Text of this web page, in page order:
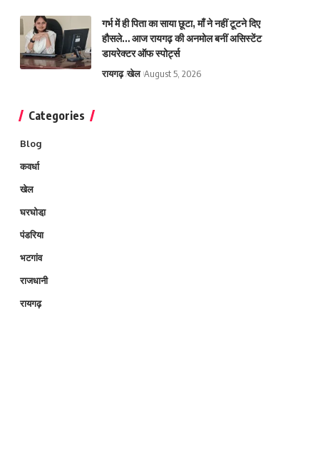
गर्भ में ही पिता का साया छूटा, माँ ने नहीं टूटने दिए
हौसले… आज रायगढ़ की अनमोल बनीं असिस्टेंट
डायरेक्टर ऑफ स्पोर्ट्स
रायगढ़ खेल August 5, 2026
Categories
Blog
कवर्धा
खेल
घरघोडा़
पंडरिया
भटगांव
राजधानी
रायगढ़